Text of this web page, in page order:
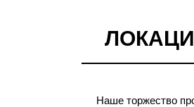
Наше торжество